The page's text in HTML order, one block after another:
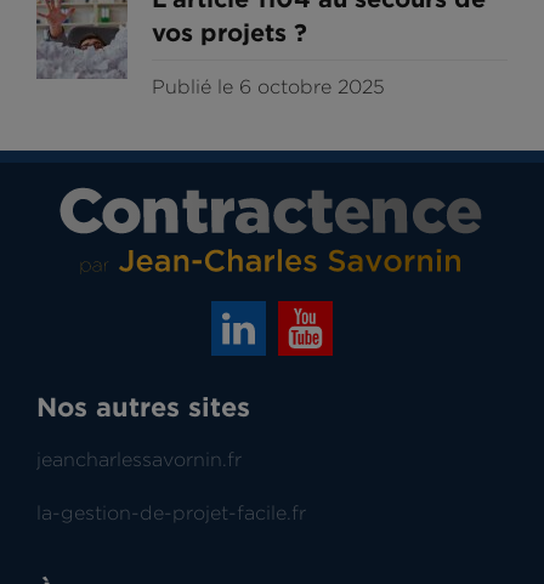
vos projets ?
Publié le 6 octobre 2025
Nos autres sites
jeancharlessavornin.fr
la-gestion-de-projet-facile.fr